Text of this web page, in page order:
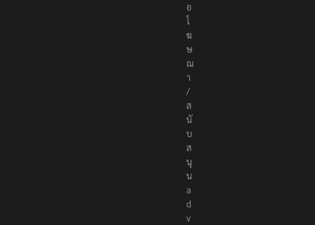
อ
โ
ฆ
ษ
ณ
า
/
ส
นั
บ
ส
นุ
น
a
d
v